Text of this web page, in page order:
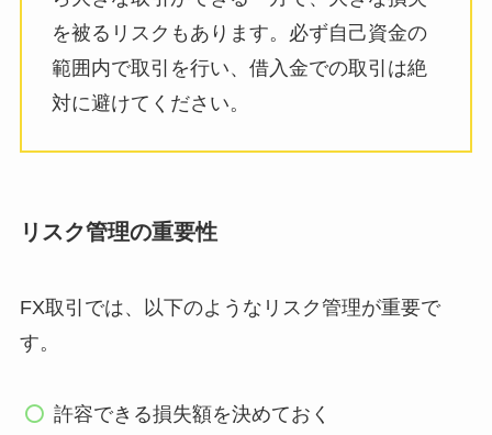
を被るリスクもあります。必ず自己資金の
範囲内で取引を行い、借入金での取引は絶
対に避けてください。
リスク管理の重要性
FX取引では、以下のようなリスク管理が重要で
す。
許容できる損失額を決めておく